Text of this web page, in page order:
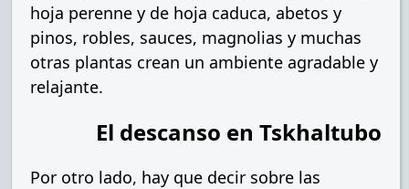
hoja perenne y de hoja caduca, abetos y
pinos, robles, sauces, magnolias y muchas
otras plantas crean un ambiente agradable y
relajante.
El descanso en Tskhaltubo
Por otro lado, hay que decir sobre las